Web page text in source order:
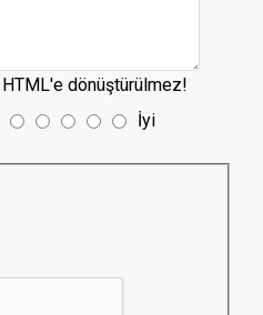
HTML'e dönüştürülmez!
İyi